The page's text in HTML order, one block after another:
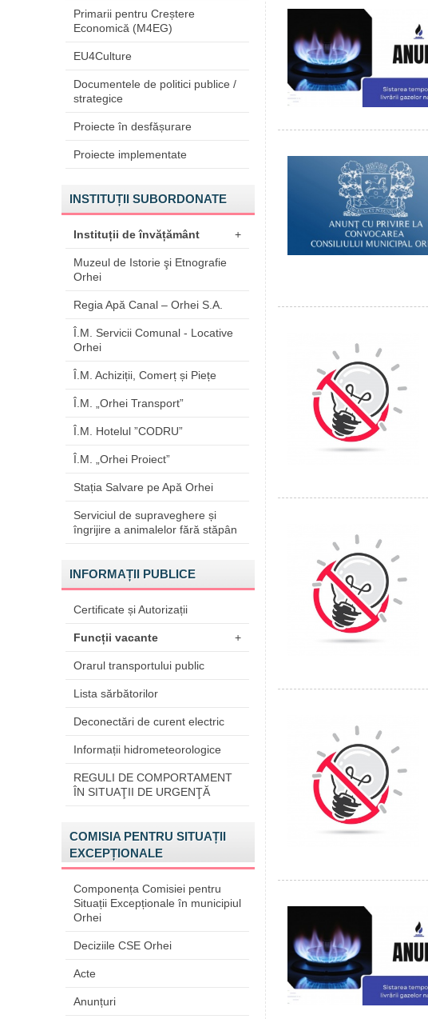
Primarii pentru Creștere
Economică (M4EG)
EU4Culture
Documentele de politici publice /
strategice
Proiecte în desfășurare
Proiecte implementate
INSTITUȚII SUBORDONATE
Instituții de învățământ +
Muzeul de Istorie şi Etnografie
Orhei
Regia Apă Canal – Orhei S.A.
Î.M. Servicii Comunal - Locative
Orhei
Î.M. Achiziții, Comerț și Piețe
Î.M. „Orhei Transport”
Î.M. Hotelul ”CODRU”
Î.M. „Orhei Proiect”
Stația Salvare pe Apă Orhei
Serviciul de supraveghere și
îngrijire a animalelor fără stăpân
INFORMAȚII PUBLICE
Certificate și Autorizații
Funcții vacante +
Orarul transportului public
Lista sărbătorilor
Deconectări de curent electric
Informații hidrometeorologice
REGULI DE COMPORTAMENT
ÎN SITUAŢII DE URGENŢĂ
COMISIA PENTRU SITUAȚII
EXCEPȚIONALE
Componența Comisiei pentru
Situații Excepționale în municipiul
Orhei
Deciziile CSE Orhei
Acte
Anunțuri